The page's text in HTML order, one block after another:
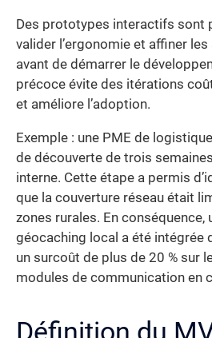
Des prototypes interactifs sont
valider l’ergonomie et affiner
avant de démarrer le
précoce évite des itérations
et améliore l’adoption.
Exemple : une PME de
de découverte de trois
interne. Cette étape a permis
que la couverture réseau était
zones rurales. En conséquence,
géocaching local a été intégrée
un surcoût de plus de 20 % sur
modules de communication en
Définition du